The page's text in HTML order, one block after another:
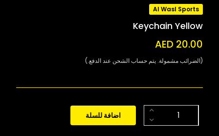
Al Wasl Sports
Keychain Yellow
AED 20.00
(الضرائب مشمولة. يتم حساب الشحن عند الدفع.)
اضافة للسلة